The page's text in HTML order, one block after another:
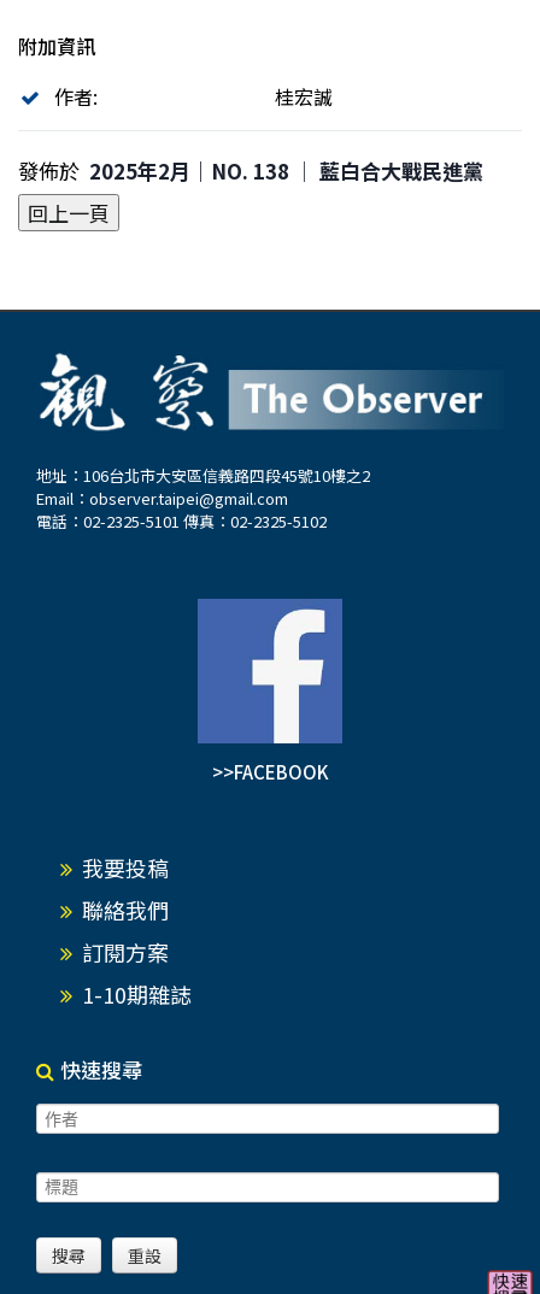
附加資訊
作者:
桂宏誠
發佈於 2025年2月｜NO. 138 │ 藍白合大戰民進黨
地址：106台北市大安區信義路四段45號10樓之2
Email： observer.taipei@gmail.com
電話：02-2325-5101 傳真：02-2325-5102
>>FACEBOOK
我要投稿
聯絡我們
訂閱方案
1-10期雜誌
快速搜尋